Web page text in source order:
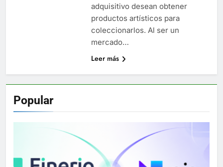
adquisitivo desean obtener
productos artísticos para
coleccionarlos. Al ser un
mercado…
Leer más
Popular